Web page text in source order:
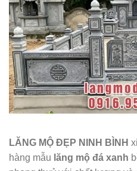
LĂNG MỘ ĐẸP NINH BÌNH
hàng mẫu lăng mộ đá xanh